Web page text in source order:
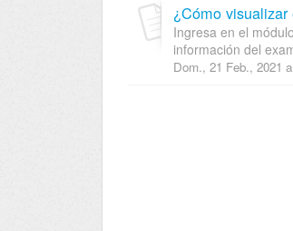
¿Cómo
Ingresa en el
información del
Dom., 21 Feb., 2021